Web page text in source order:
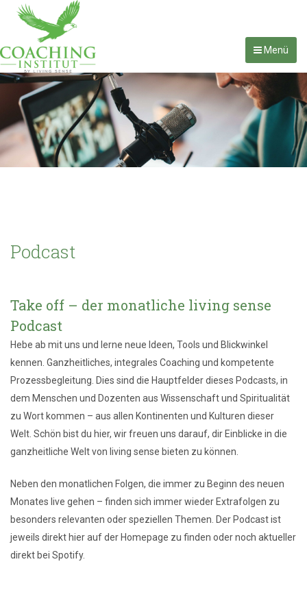
Menü
Podcast
Take off – der monatliche living sense
Podcast
Hebe ab mit uns und lerne neue Ideen, Tools und Blickwinkel
kennen. Ganzheitliches, integrales Coaching und kompetente
Prozessbegleitung. Dies sind die Hauptfelder dieses Podcasts, in
dem Menschen und Dozenten aus Wissenschaft und Spiritualität
zu Wort kommen – aus allen Kontinenten und Kulturen dieser
Welt. Schön bist du hier, wir freuen uns darauf, dir Einblicke in die
ganzheitliche Welt von living sense bieten zu können.
Neben den monatlichen Folgen, die immer zu Beginn des neuen
Monates live gehen – finden sich immer wieder Extrafolgen zu
besonders relevanten oder speziellen Themen. Der Podcast ist
jeweils direkt hier auf der Homepage zu finden oder noch aktueller
direkt bei Spotify.